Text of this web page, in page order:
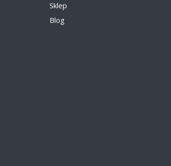
Sklep
Blog